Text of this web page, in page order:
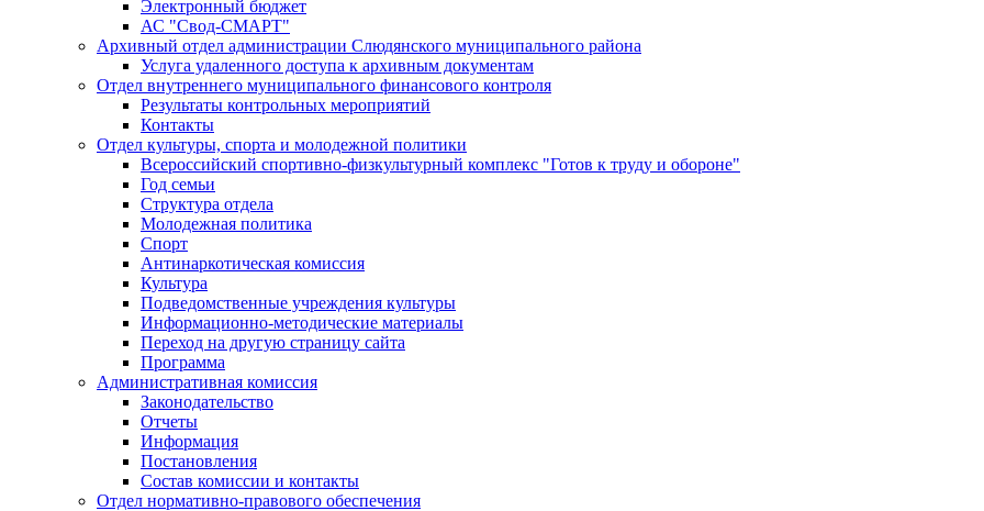
Электронный бюджет
АС "Свод-СМАРТ"
Архивный отдел администрации Слюдянского муниципального района
Услуга удаленного доступа к архивным документам
Отдел внутреннего муниципального финансового контроля
Результаты контрольных мероприятий
Контакты
Отдел культуры, спорта и молодежной политики
Всероссийский спортивно-физкультурный комплекс "Готов к труду и обороне"
Год семьи
Структура отдела
Молодежная политика
Спорт
Антинаркотическая комиссия
Культура
Подведомственные учреждения культуры
Информационно-методические материалы
Переход на другую страницу сайта
Программа
Административная комиссия
Законодательство
Отчеты
Информация
Постановления
Состав комиссии и контакты
Отдел нормативно-правового обеспечения